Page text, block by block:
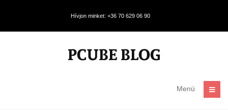
Hívjon minket: +36 70 629 06 90
Menü